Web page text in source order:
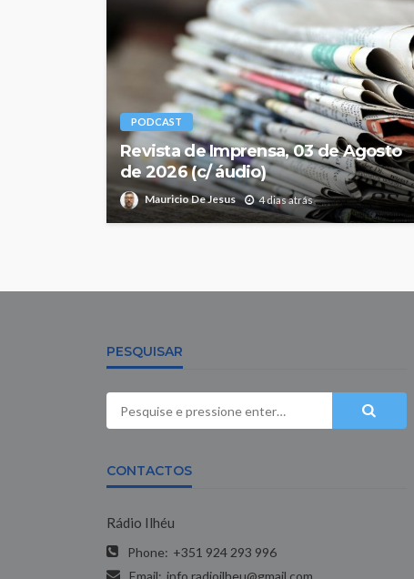
PODCAST
Revista de Imprensa, 03 de Agosto
de 2026 (c/ áudio)
Mauricio De Jesus 4 dias atrás
PESQUISAR
CONTACTOS
Rádio Ilhéu
Phone: +351 924 293 996
Email: info.radioilheu@gmail.com